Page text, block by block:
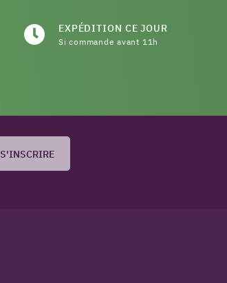
EXPÉDITION CE JOUR
Si commande avant 11h
S'INSCRIRE